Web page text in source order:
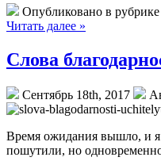
Опубликовано в рубрике
Читать далее »
Слова
Сентябрь 18th, 2017
Время ожидания вышло, и я
пошутили, но